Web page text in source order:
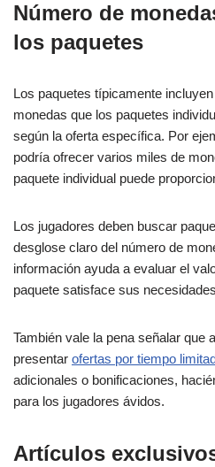
Número de
los paquetes
Los paquetes típicamente
monedas que los paquetes
según la oferta específica. Por
podría ofrecer varios miles de
paquete individual puede
Los jugadores deben buscar
desglose claro del número de
información ayuda a evaluar el
paquete satisface sus
También vale la pena señalar que
presentar ofertas por tiempo
adicionales o bonificaciones,
para los jugadores ávidos.
Artículos